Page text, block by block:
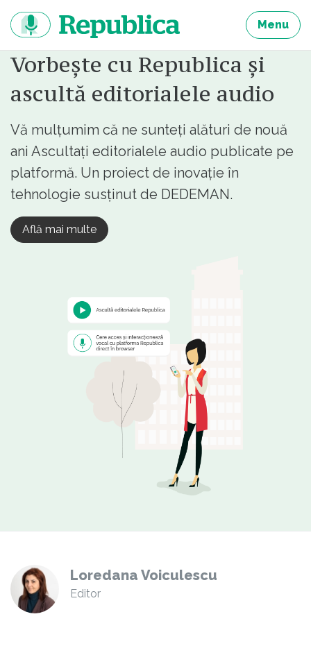
continut
Menu
Vorbește cu Republica și
ascultă editorialele audio
Vă mulțumim că ne sunteți alături de nouă
ani Ascultați editorialele audio publicate pe
platformă. Un proiect de inovație în
tehnologie susținut de DEDEMAN.
Află mai multe
Loredana Voiculescu
Editor